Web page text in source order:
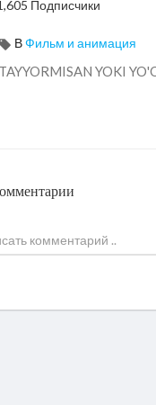
Подписчики
ВФильм и анимация
⁣TAYYORMISAN YOKI